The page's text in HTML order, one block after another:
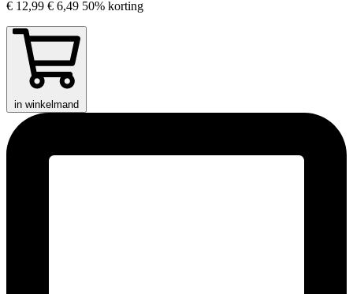
€ 12,99 € 6,49 50% korting
in winkelmand